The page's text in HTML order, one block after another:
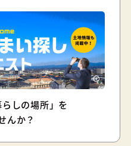
しの場所」を
んか？